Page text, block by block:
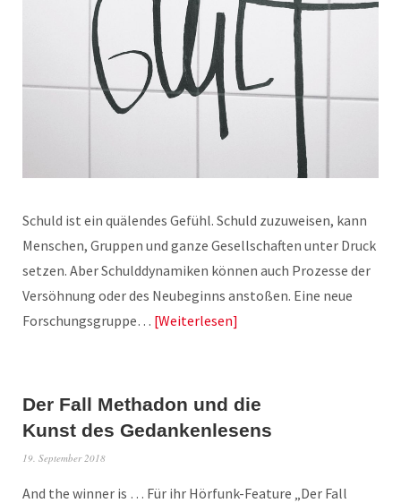
Schuld ist ein quälendes Gefühl. Schuld zuzuweisen, kann
Menschen, Gruppen und ganze Gesellschaften unter Druck
setzen. Aber Schulddynamiken können auch Prozesse der
Versöhnung oder des Neubeginns anstoßen. Eine neue
Forschungsgruppe… Weiterlesen
Der Fall Methadon und die
Kunst des Gedankenlesens
19. September 2018
And the winner is … Für ihr Hörfunk-Feature „Der Fall